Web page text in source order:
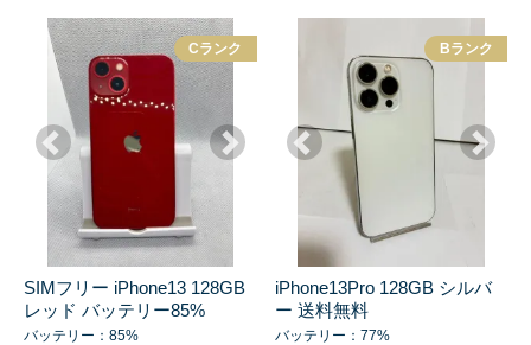
Cランク
SIMフリー iPhone13 128GB
レッド バッテリー85%
バッテリー：85%
Bランク
iPhone13Pro 128GB シルバ
ー 送料無料
バッテリー：77%